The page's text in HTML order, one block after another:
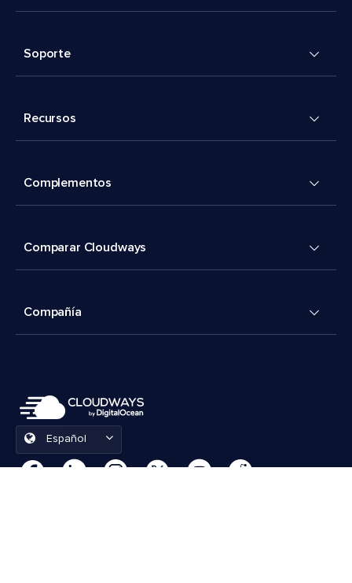
Soporte
Recursos
Complementos
Comparar Cloudways
Compañía
Español